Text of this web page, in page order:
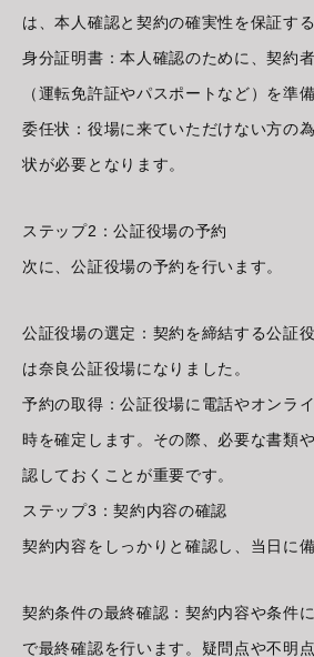
は、本人確認と契約の確実性を保証す
身分証明書：本人確認のために、契約
（運転免許証やパスポートなど）を準
委任状：役場に来ていただけない方の
状が必要となります。
ステップ2：公証役場の予約
次に、公証役場の予約を行います。
公証役場の選定：契約を締結する公証
は奈良公証役場になりました。
予約の取得：公証役場に電話やオンラ
時を確定します。その際、必要な書類
認しておくことが重要です。
ステップ3：契約内容の確認
契約内容をしっかりと確認し、当日に備
契約条件の最終確認：契約内容や条件
で最終確認を行います。疑問点や不明